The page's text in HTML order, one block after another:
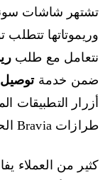
تشتهر شاشات سوني
وريموتاتها تتطلب
نتعامل مع طلب
ضمن خدمة
أزرار التطبيقات
طرازات Bravia الحديثة.
كثير من العملاء